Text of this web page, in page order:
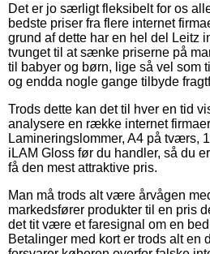
Det er jo særligt fleksibelt for os
bedste priser fra flere internet
grund af dette har en hel del Leitz
tvunget til at sænke priserne på
til babyer og børn, lige så vel som
og endda nogle gange tilbyde
Trods dette kan det til hver en tid
analysere en række internet
Lamineringslommer, A4 på tværs,
iLAM Gloss før du handler, så du
få den mest attraktive pris.
Man må trods alt være årvågen
markedsfører produkter til en pris
det tit være et faresignal om en
Betalinger med kort er trods alt en